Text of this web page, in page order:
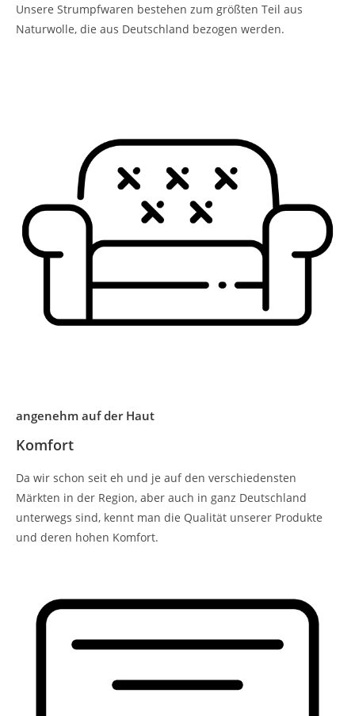
Unsere Strumpfwaren bestehen zum größten Teil aus
Naturwolle, die aus Deutschland bezogen werden.
angenehm auf der Haut
Komfort
Da wir schon seit eh und je auf den verschiedensten
Märkten in der Region, aber auch in ganz Deutschland
unterwegs sind, kennt man die Qualität unserer Produkte
und deren hohen Komfort.